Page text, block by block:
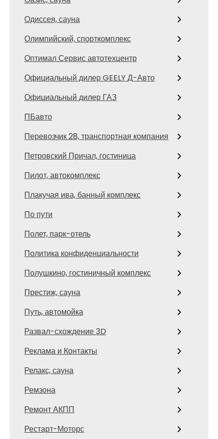
Одиссея, сауна
Олимпийский, спорткомплекс
Оптимал Сервис автотехцентр
Официальный дилер GEELY Д-Авто
Официальный дилер ГАЗ
ПБавто
Перевозчик 28, транспортная компания
Петровский Причал, гостиница
Пилот, автокомплекс
Плакучая ива, банный комплекс
По пути
Полет, парк-отель
Политика конфиденциальности
Полушкино, гостиничный комплекс
Престиж, сауна
Путь, автомойка
Развал-схождение 3D
Реклама и Контакты
Релакс, сауна
Ремзона
Ремонт АКПП
Рестарт-Моторс